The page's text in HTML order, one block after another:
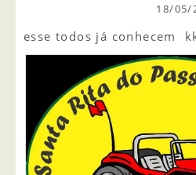
18/05/
esse todos já conhecem